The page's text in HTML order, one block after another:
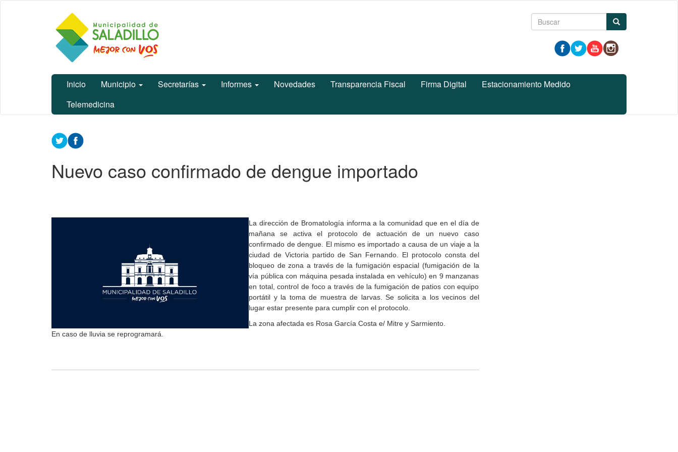
Municipalidad
de Saladillo
Formulario
búsqueda
Inicio Municipio Secretarías Informes Novedades Transparencia Fiscal Firma Digital
Estacionamiento Medido
Telemedicina
Contenido
principal
Nuevo caso confirmado de dengue importado
La dirección de Bromatología informa a la comunidad que en el día de
mañana se activa el protocolo de actuación de un nuevo caso
confirmado de dengue. El mismo es importado a causa de un viaje a la
ciudad de Victoria partido de San Fernando. El protocolo consta del
bloqueo de zona a través de la fumigación espacial (fumigación de la
vía pública con máquina pesada instalada en vehículo) en 9 manzanas
en total, control de foco a través de la fumigación de patios con equipo
portátil y la toma de muestra de larvas. Se solicita a los vecinos del
lugar estar presente para cumplir con el protocolo.
La zona afectada es Rosa García Costa e/ Mitre y Sarmiento.
En caso de lluvia se reprogramará.